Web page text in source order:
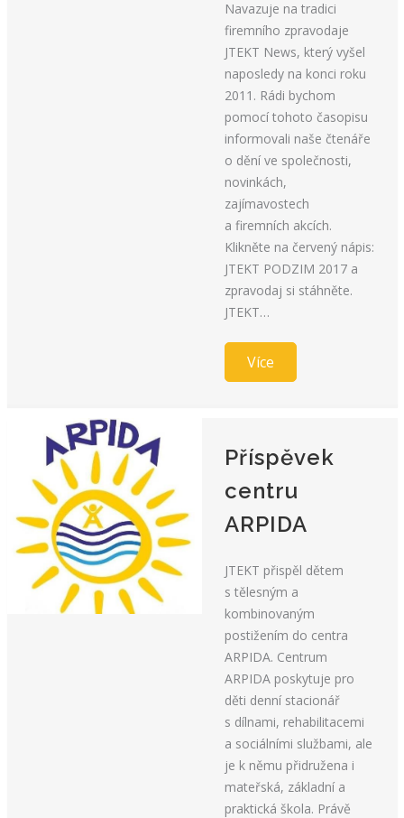
Navazuje na tradici
firemního zpravodaje
JTEKT News, který vyšel
naposledy na konci roku
2011. Rádi bychom
pomocí tohoto časopisu
informovali naše čtenáře
o dění ve společnosti,
novinkách,
zajímavostech
a firemních akcích.
Klikněte na červený nápis:
JTEKT PODZIM 2017 a
zpravodaj si stáhněte.
JTEKT…
Více
Příspěvek
centru
ARPIDA
JTEKT přispěl dětem
s tělesným a
kombinovaným
postižením do centra
ARPIDA. Centrum
ARPIDA poskytuje pro
děti denní stacionář
s dílnami, rehabilitacemi
a sociálními službami, ale
je k němu přidružena i
mateřská, základní a
praktická škola. Právě